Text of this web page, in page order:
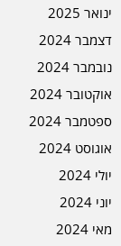
ינואר 2025
דצמבר 2024
נובמבר 2024
אוקטובר 2024
ספטמבר 2024
אוגוסט 2024
יולי 2024
יוני 2024
מאי 2024